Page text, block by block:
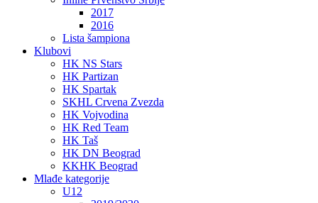
2017
2016
Lista šampiona
Klubovi
HK NS Stars
HK Partizan
HK Spartak
SKHL Crvena Zvezda
HK Vojvodina
HK Red Team
HK Taš
HK DN Beograd
KKHK Beograd
Mlađe kategorije
U12